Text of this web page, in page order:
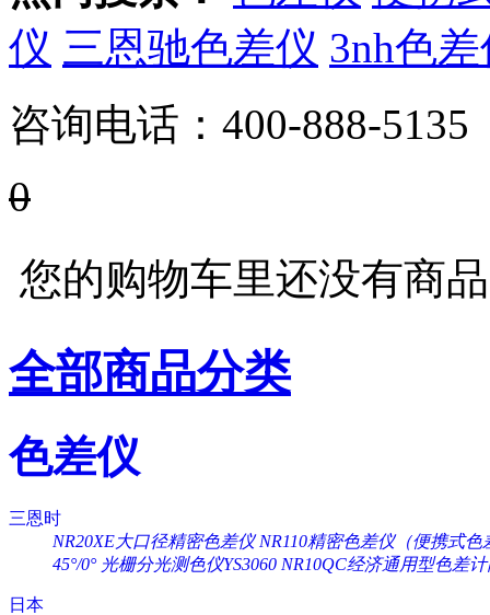
仪 三恩驰色差仪 3nh色
咨询电话： 400-888-5135
0
您的购物车里还没有商
全部商品分类
色差仪
三恩时
NR20XE大口径精密色差仪 NR110精密色差仪（便携式色
45°/0° 光栅分光测色仪YS3060 NR10QC经济通用型色差
日本